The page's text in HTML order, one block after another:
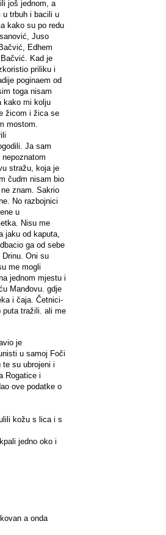
još jednom, a
u trbuh i bacili u
kako su po redu
Juso
Edhem
Kad je
priliku i
poginaem od
toga nisam
kako mi kolju
žicom i žica se
mostom.
Ja sam
stražu, koja je
čudm nisam bio
znam. Sakrio
No razbojnici
u
Nisu me
jaku od kaputa,
ga od sebe
Oni su
me mogli
jednom mjestu i
Manđovu. gdje
i čaja. Četnici-
puta tražili. ali me
je
u samoj Foči
su ubrojeni i
Rogatice i
ove podatke o
kožu s lica i s
jedno oko i
a onda